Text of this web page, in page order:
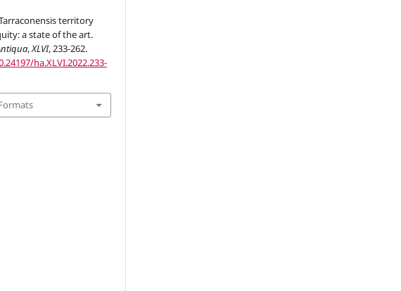
territory
a state of the art.
,XLVI, 233-262.
ha.XLVI.2022.233-